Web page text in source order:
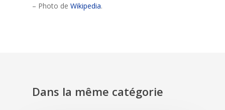
– Photo de Wikipedia.
Dans la même catégorie